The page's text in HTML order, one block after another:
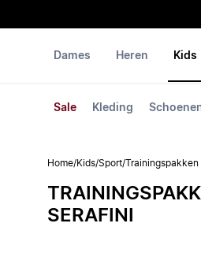
Dames Heren Kids
Sale Kleding
Home/Kids/Sport/Trainingspakken
SERAFINI